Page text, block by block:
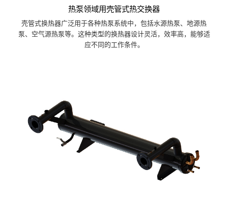
热泵领域用壳管式热交换器
壳管式换热器广泛用于各种热泵系统中，包括水源热泵、地源热
泵、空气源热泵等。这种类型的换热器设计灵活，效率高，能够适
应不同的工作条件。